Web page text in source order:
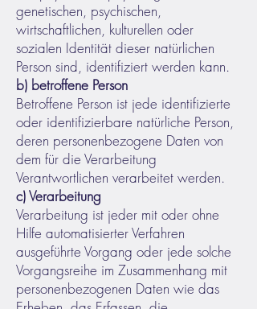
genetischen, psychischen,
wirtschaftlichen, kulturellen oder
sozialen Identität dieser natürlichen
Person sind, identifiziert werden kann.
b) betroffene Person
Betroffene Person ist jede identifizierte
oder identifizierbare natürliche Person,
deren personenbezogene Daten von
dem für die Verarbeitung
Verantwortlichen verarbeitet werden.
c) Verarbeitung
Verarbeitung ist jeder mit oder ohne
Hilfe automatisierter Verfahren
ausgeführte Vorgang oder jede solche
Vorgangsreihe im Zusammenhang mit
personenbezogenen Daten wie das